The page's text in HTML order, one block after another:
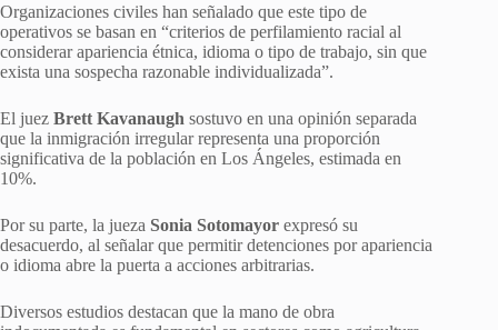
Organizaciones civiles han señalado que este tipo de
operativos se basan en “criterios de perfilamiento racial al
considerar apariencia étnica, idioma o tipo de trabajo, sin que
exista una sospecha razonable individualizada”.
El juez Brett Kavanaugh sostuvo en una opinión separada
que la inmigración irregular representa una proporción
significativa de la población en Los Ángeles, estimada en
10%.
Por su parte, la jueza Sonia Sotomayor expresó su
desacuerdo, al señalar que permitir detenciones por apariencia
o idioma abre la puerta a acciones arbitrarias.
Diversos estudios destacan que la mano de obra